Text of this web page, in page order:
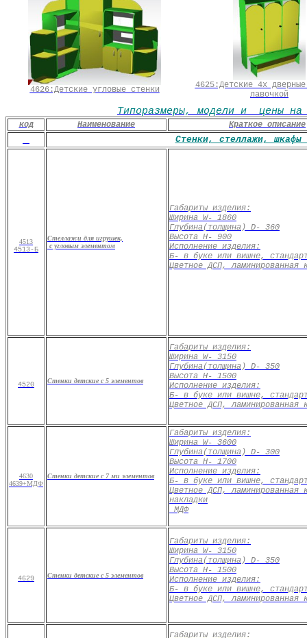
4626:Детские угловые стенки
4625:Детские 4х
лавочкой
Типоразмеры, модели и цены на
код Наименование Краткое описание
Стенки, стеллажи,
4513
4513-Б
Стеллажи для игрушек,
с угловым элементом
Габариты изделия:
Ширина W- 1860
Глубина ( толщина) D- 360
Высота H- 900
Исполнение изделия:
Б- в буке или вишне,
Цветное ДСП, ламинированная
4520
Стенки детские с 5 элементов
Габариты изделия:
Ширина W- 3150
Глубина ( толщина) D- 350
Высота H- 1500
Исполнение изделия:
Б- в буке или вишне,
Цветное ДСП, ламинированная
4630
4639+МДФ
Стенки детские с 7 ми элементов
Габариты изделия:
Ширина W- 3600
Глубина ( толщина) D- 300
Высота H- 1700
Исполнение изделия:
Б- в буке или вишне,
Цветное ДСП, ламинированная
накладки
МДФ
4629 Стенки детские с 5 элементов
Габариты изделия:
Ширина W- 3150
Глубина ( толщина) D- 350
Высота H- 1500
Исполнение изделия:
Б- в буке или вишне,
Цветное ДСП, ламинированная
Габариты изделия: